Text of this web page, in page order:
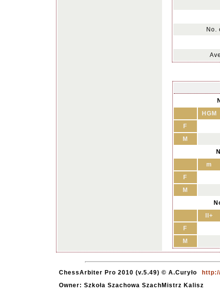
No.
HGM
F
M
m
F
M
II+
F
M
ChessArbiter Pro 2010 (v.5.49) © A.Curyło
Owner: Szkoła Szachowa SzachMistrz Kalisz